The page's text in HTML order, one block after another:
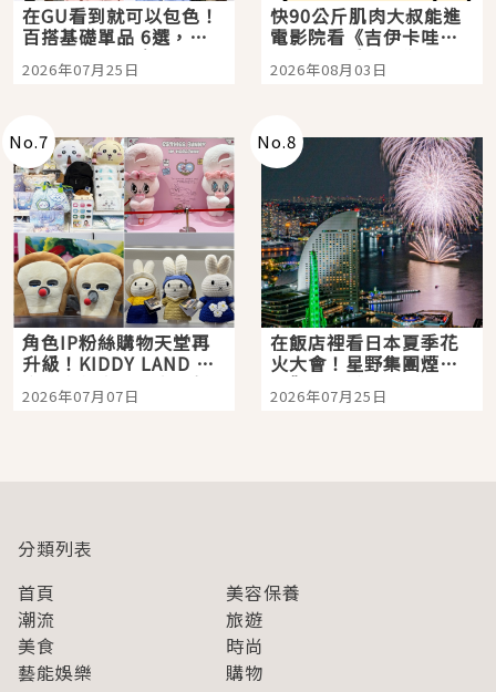
在GU看到就可以包色！
百搭基礎單品 6選，閉
眼全收也不心疼
2026年07月25日
快90公斤肌肉大叔能進
電影院看《吉伊卡哇》
嗎？日本重金屬樂團
「打首」會長與nagano
2026年08月03日
No.7
角色IP粉絲購物天堂再
升級！KIDDY LAND 原
宿店吉伊卡哇迎客，新
開幕 OMOKADO 店3分
2026年07月07日
No.8
在飯店裡看日本夏季花
火大會！星野集團煙火
景觀飯店6選，讓你不用
人擠人悠閒欣賞
2026年07月25日
分類列表
首頁
美容保養
潮流
旅遊
美食
時尚
藝能娛樂
購物